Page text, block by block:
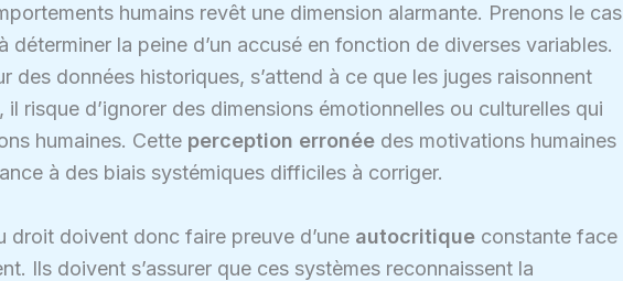
humains revêt une dimension alarmante. Prenons le cas
déterminer la peine d’un accusé en fonction de diverses variables.
des données historiques, s’attend à ce que les juges raisonnent
risque d’ignorer des dimensions émotionnelles ou culturelles qui
humaines. Cette perception erronée des motivations humaines
à des biais systémiques difficiles à corriger.
droit doivent donc faire preuve d’une autocritique constante face
Ils doivent s’assurer que ces systèmes reconnaissent la